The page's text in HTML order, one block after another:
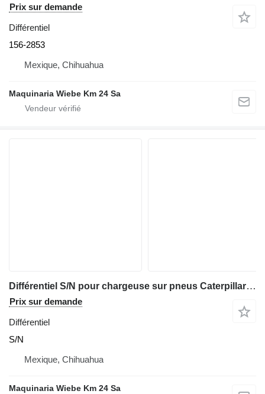
Prix sur demande
Différentiel
156-2853
Mexique, Chihuahua
Maquinaria Wiebe Km 24 Sa
Différentiel S/N pour chargeuse sur pneus Caterpillar 966H
Prix sur demande
Différentiel
S/N
Mexique, Chihuahua
Maquinaria Wiebe Km 24 Sa